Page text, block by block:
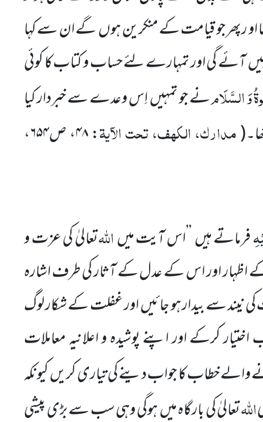
تھا او رپھر جو قیامت کے منکرین ہوںگے ان سے کہا
آئے گی اور تمہارے لئے حساب و کتاب کا کوئی
وَ السَّلَامنے جو تمہیںاِس وعدے سے خبردار کیا
(مدارک، الکھف، تحت الآیۃ: ۴۸، ص۶۵۴،
فرماتے ہیں’’اس آیت میںاللّٰہتعالیٰ کی عزت و
اور اس کے عدل کے آثار کی طرف اشارہ
نیند سے بیدارہو جائیںاور غفلت کے شکار لوگ
کرکے اور اپنے پوشیدہ و اعلانیہ معاملات
والے خطاب کا جواب دینے کی تیاری کریںکیونکہ
اللّٰہتعالیٰ کی بارگاہ میںہوگی وہی سب سے بڑی پیشی